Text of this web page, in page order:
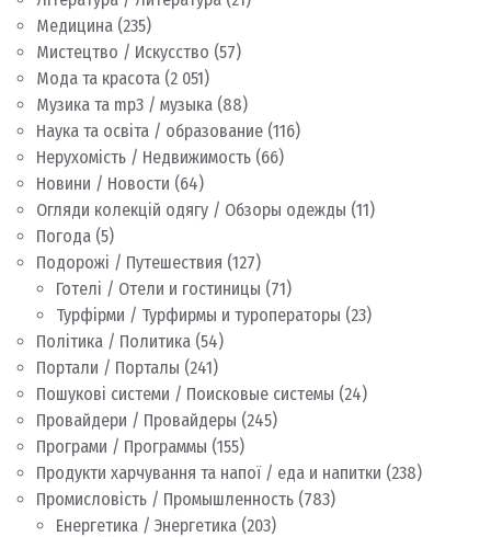
Медицина (235)
Мистецтво / Искусство (57)
Мода та красота (2 051)
Музика та mp3 / музыка (88)
Наука та освіта / образование (116)
Нерухомість / Недвижимость (66)
Новини / Новости (64)
Огляди колекцій одягу / Обзоры одежды (11)
Погода (5)
Подорожі / Путешествия (127)
Готелі / Отели и гостиницы (71)
Турфірми / Турфирмы и туроператоры (23)
Політика / Политика (54)
Портали / Порталы (241)
Пошукові системи / Поисковые системы (24)
Провайдери / Провайдеры (245)
Програми / Программы (155)
Продукти харчування та напої / еда и напитки (238)
Промисловість / Промышленность (783)
Енергетика / Энергетика (203)